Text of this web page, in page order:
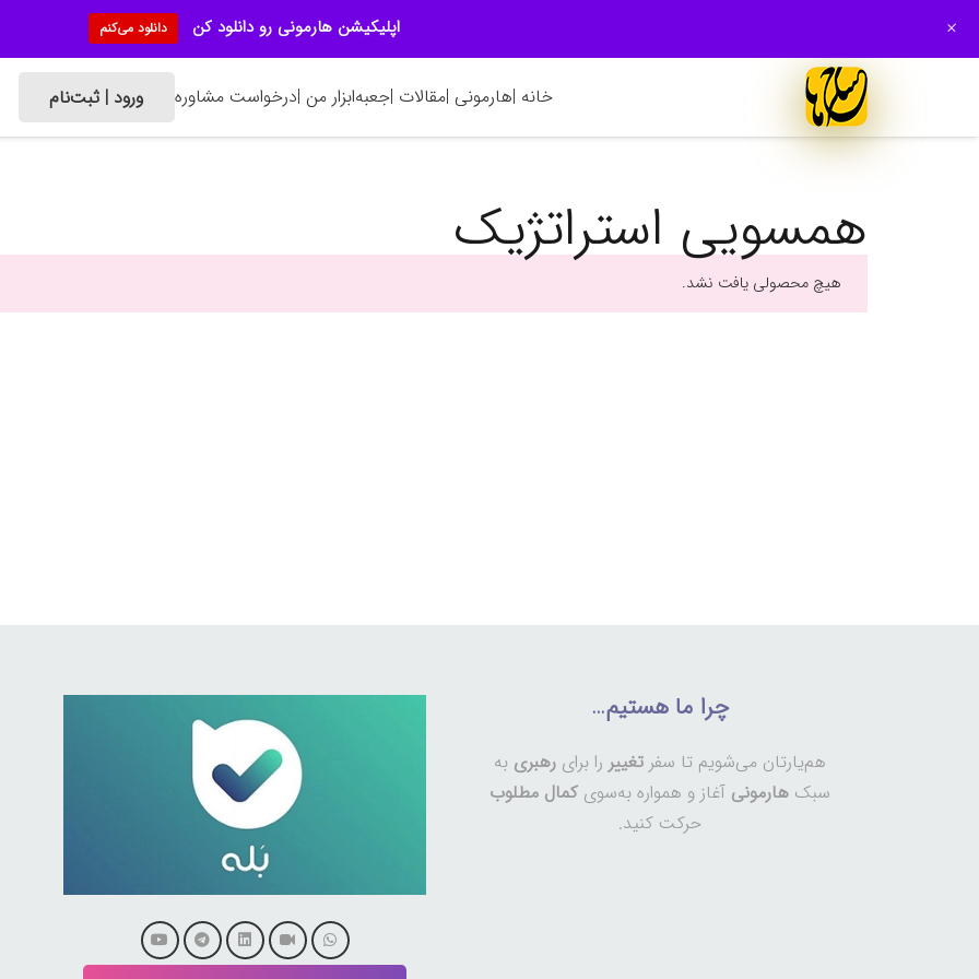
خانه |هارمونی |مقالات |جعبه‌ابزار من |درخواست مشاوره ورود | ثبت‌نام
همسویی استراتژيک
هیچ محصولی یافت نشد.
چرا ما هستیم…
هم‌یارتان می‌شویم تا سفر تغییر را برای رهبری به
سبک هارمونی آغاز و همواره به‌سوی کمال مطلوب
حرکت کنید.
اپلیکیشن هارمونی رو دانلود کن دانلود می‌کنم +